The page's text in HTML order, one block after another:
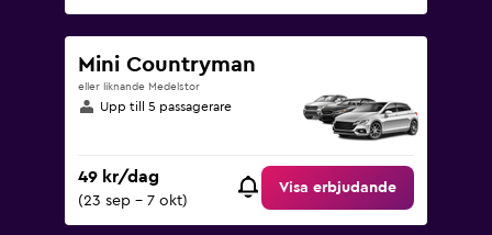
Mini Countryman
eller liknande Medelstor
Upp till 5 passagerare
49 kr/dag
(23 sep - 7 okt)
Visa erbjudande